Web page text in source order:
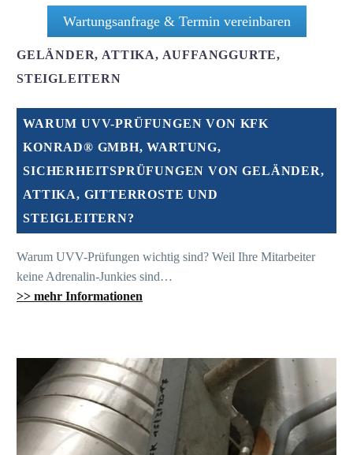
Wartungsanfrage & Termin vereinbaren
GELÄNDER, ATTIKA, AUFFANGGURTE,
STEIGLEITERN
WARUM UVV-PRÜFUNGEN VON KFK
KONRAD® GMBH, WARTUNG,
SICHERHEITSPRÜFUNGEN VON GELÄNDER,
ATTIKA, GITTERROSTE UND
STEIGLEITERN?
Warum UVV-Prüfungen wichtig sind? Weil Ihre Mitarbeiter
keine Adrenalin-Junkies sind…
>> mehr Informationen